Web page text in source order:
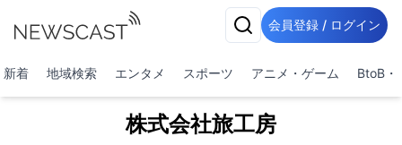
会員登録 / ログイン
新着 地域検索 エンタメ スポーツ アニメ・ゲーム BtoB・
株式会社旅工房